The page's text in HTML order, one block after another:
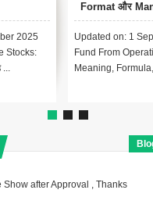
2025
Format और
Accounting में महत्व
Updated on: 1
Fund From
Meaning, Formula,
after Approval , Thanks